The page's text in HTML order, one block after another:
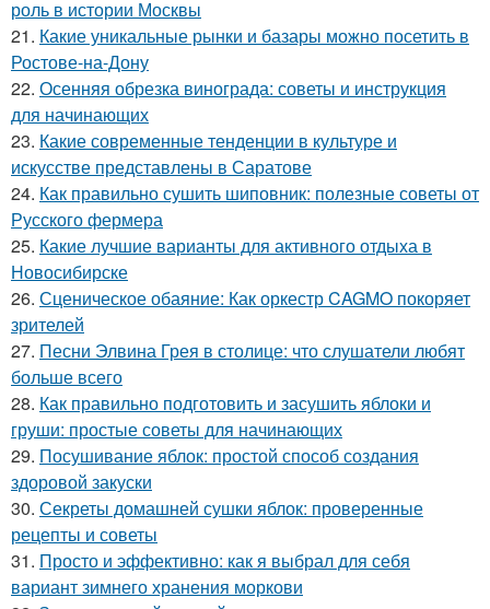
роль в истории Москвы
21. Какие уникальные рынки и базары можно посетить в
Ростове-на-Дону
22. Осенняя обрезка винограда: советы и инструкция
для начинающих
23. Какие современные тенденции в культуре и
искусстве представлены в Саратове
24. Как правильно сушить шиповник: полезные советы от
Русского фермера
25. Какие лучшие варианты для активного отдыха в
Новосибирске
26. Сценическое обаяние: Как оркестр CAGMO покоряет
зрителей
27. Песни Элвина Грея в столице: что слушатели любят
больше всего
28. Как правильно подготовить и засушить яблоки и
груши: простые советы для начинающих
29. Посушивание яблок: простой способ создания
здоровой закуски
30. Секреты домашней сушки яблок: проверенные
рецепты и советы
31. Просто и эффективно: как я выбрал для себя
вариант зимнего хранения моркови